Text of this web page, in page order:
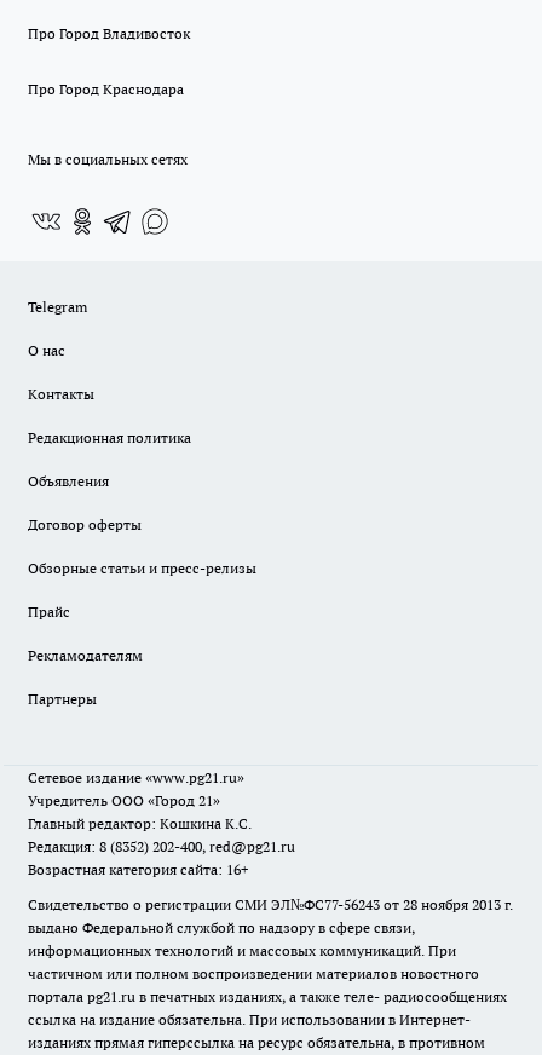
Про Город Владивосток
Про Город Краснодара
Мы в социальных сетях
Telegram
О нас
Контакты
Редакционная политика
Объявления
Договор оферты
Обзорные статьи и пресс-релизы
Прайс
Рекламодателям
Партнеры
Сетевое издание «www.pg21.ru»
Учредитель ООО «Город 21»
Главный редактор: Кошкина К.С.
Редакция: 8 (8352) 202-400, red@pg21.ru
Возрастная категория сайта: 16+
Свидетельство о регистрации СМИ ЭЛ№ФС77-56243 от 28 ноября 2013 г.
выдано Федеральной службой по надзору в сфере связи,
информационных технологий и массовых коммуникаций. При
частичном или полном воспроизведении материалов новостного
портала pg21.ru в печатных изданиях, а также теле- радиосообщениях
ссылка на издание обязательна. При использовании в Интернет-
изданиях прямая гиперссылка на ресурс обязательна, в противном